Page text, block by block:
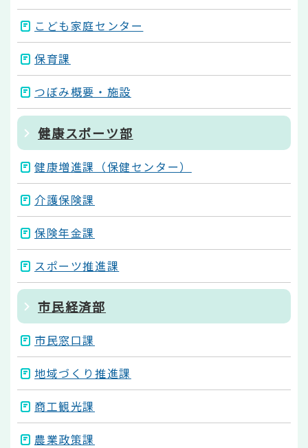
こども家庭センター
保育課
つぼみ概要・施設
健康スポーツ部
健康増進課（保健センター）
介護保険課
保険年金課
スポーツ推進課
市民経済部
市民窓口課
地域づくり推進課
商工観光課
農業政策課